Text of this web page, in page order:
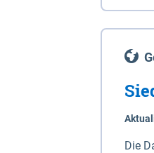
Die